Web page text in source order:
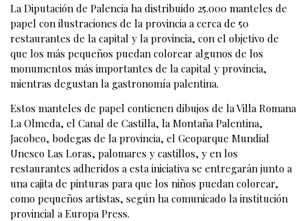
La Diputación de Palencia ha distribuido 25.000 manteles de
papel con ilustraciones de la provincia a cerca de 50
restaurantes de la capital y la provincia, con el objetivo de
que los más pequeños puedan colorear algunos de los
monumentos más importantes de la capital y provincia,
mientras degustan la gastronomía palentina.
Estos manteles de papel contienen dibujos de la Villa Romana
La Olmeda, el Canal de Castilla, la Montaña Palentina,
Jacobeo, bodegas de la provincia, el Geoparque Mundial
Unesco Las Loras, palomares y castillos, y en los
restaurantes adheridos a esta iniciativa se entregarán junto a
una cajita de pinturas para que los niños puedan colorear,
como pequeños artistas, según ha comunicado la institución
provincial a Europa Press.